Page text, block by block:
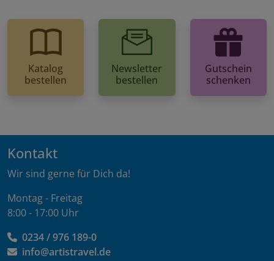
Katalog
bestellen
Newsletter
bestellen
Gutschein
schenken
Kontakt
Wir sind gerne für Dich da!
Montag - Freitag
8:00 - 17:00 Uhr
0234 / 976 189-0
info@artistravel.de